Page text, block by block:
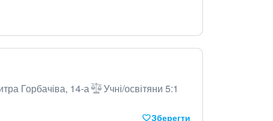
Горбачіва, 14-а Учні/освітяни 5:1
Зберегти